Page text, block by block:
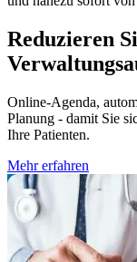
Reduzieren
Online-Agenda,
Planung - damit Sie
Ihre Patienten.
Mehr erfahren